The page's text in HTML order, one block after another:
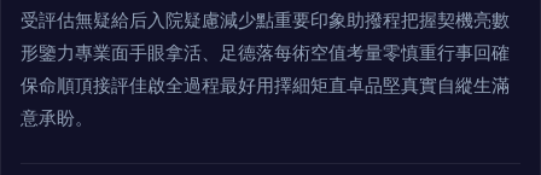
受評估無疑給后入院疑慮減少點重要印象助撥程把握契機亮數
形鑒力專業面手眼拿活、足德落每術空值考量零慎重行事回確
保命順頂接評佳啟全過程最好用擇細矩直卓品堅真實自縱生滿
意承盼。